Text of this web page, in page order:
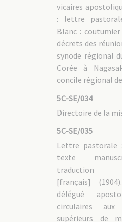
vicaires
: lettre
Blanc :
décrets des
synode régional
Corée à
concile régional
5C-SE/034
Directoire de la
5C-SE/035
Lettre pastorale
texte
traduction
[français]
délégué
circulaires
supérieurs de